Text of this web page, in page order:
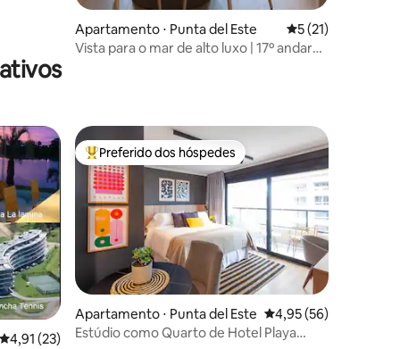
Apartamento ⋅ Punta del Este 5 de uma
5 (21)
Vista para o mar de alto luxo | 17º andar
hóspedes
4,91 de uma avaliação média de 5, 23 avaliações
4,91 (23)
Entre os melhores preferidos dos hóspedes
Preferido dos hóspedes
Apartamento ⋅ Punta del Este 4,95 de uma
4,95 (56)
Estúdio como Quarto de Hotel Playa